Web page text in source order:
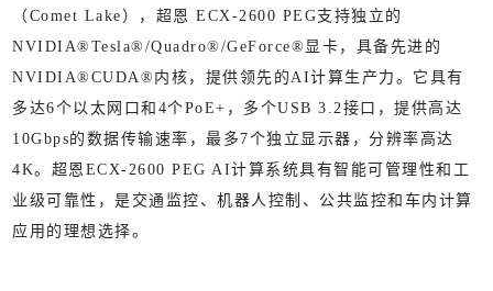
（Comet Lake），超恩 ECX-2600 PEG支持独立的
NVIDIA®Tesla®/Quadro®/GeForce®显卡，具备先进的
NVIDIA®CUDA®内核，提供领先的AI计算生产力。它具有
多达6个以太网口和4个PoE+，多个USB 3.2接口，提供高达
10Gbps的数据传输速率，最多7个独立显示器，分辨率高达
4K。超恩ECX-2600 PEG AI计算系统具有智能可管理性和工
业级可靠性，是交通监控、机器人控制、公共监控和车内计算
应用的理想选择。